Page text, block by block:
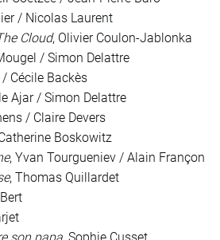
/ Nicolas Laurent
Cloud, Olivier Coulon-Jablonka
/ Simon Delattre
Cécile Backès
Ajar / Simon Delattre
/ Claire Devers
Boskowitz
, Yvan Tourgueniev / Alain Françon
, Thomas Quillardet